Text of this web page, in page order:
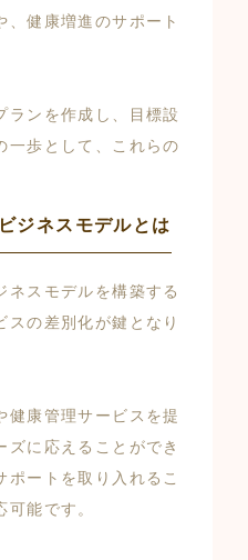
、健康増進のサポート
ランを作成し、目標設
一歩として、これらの
ジネスモデルとは
ネスモデルを構築する
スの差別化が鍵となり
健康管理サービスを提
ズに応えることができ
ポートを取り入れるこ
能です。